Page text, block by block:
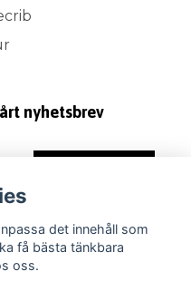
nyhetsbrev
det innehåll som
få bästa tänkbara
oss.